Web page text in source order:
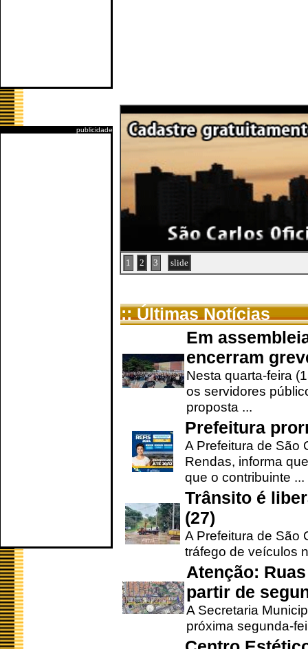
publicidade
1 2 3 slide
:: Últimas Notícias
Em
encerram
Nesta quarta-feira
os servidores
proposta ...
Prefeitura
A Prefeitura de São
Rendas, informa
que o contribuinte ...
Trânsito é
(27)
A Prefeitura de São
tráfego de veículos
Atenção:
partir de
A Secretaria
próxima segunda-